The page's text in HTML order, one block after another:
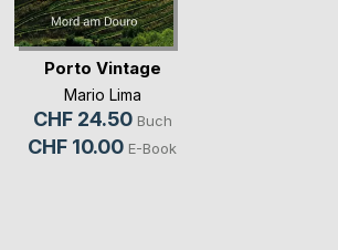
Porto Vintage
Mario Lima
CHF 24.50 Buch
CHF 10.00 E-Book